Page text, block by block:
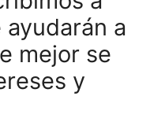
a
mejor se
y